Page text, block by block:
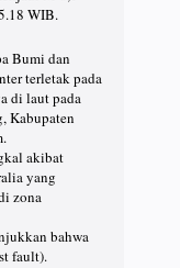
WIB.
Bumi dan
terletak pada
di laut pada
Kabupaten
akibat
yang
zona
bahwa
fault).